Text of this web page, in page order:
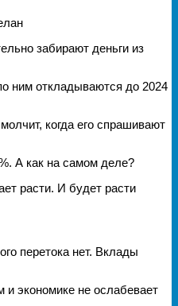
забирают деньги из
ним откладываются до 2024
когда его спрашивают
А как на самом деле?
расти. И будет расти
перетока нет. Вклады
и экономике не ослабевает